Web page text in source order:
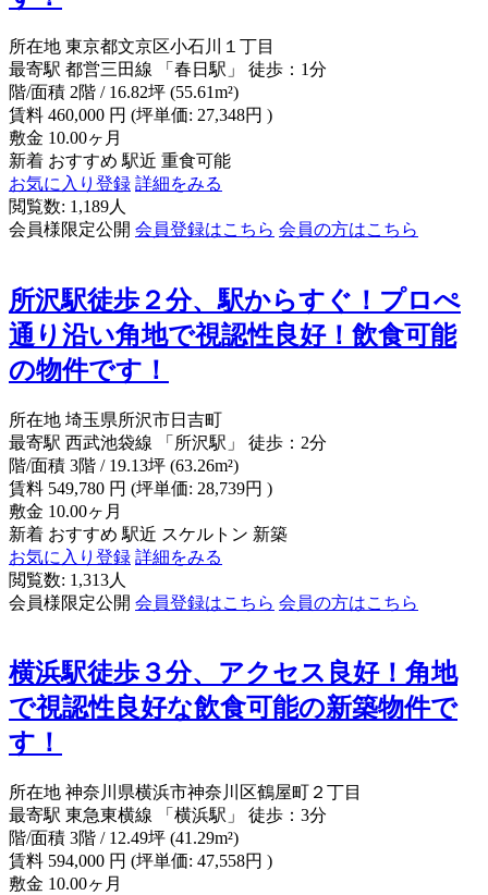
所在地 東京都文京区小石川１丁目
最寄駅 都営三田線 「春日駅」 徒歩：1分
階/面積 2階 / 16.82坪 (55.61m²)
賃料 460,000 円 (坪単価: 27,348円 )
敷金 10.00ヶ月
新着 おすすめ 駅近 重食可能
お気に入り登録 詳細をみる
閲覧数: 1,189人
会員様限定公開 会員登録はこちら 会員の方はこちら
所沢駅徒歩２分、駅からすぐ！プロぺ
通り沿い角地で視認性良好！飲食可能
の物件です！
所在地 埼玉県所沢市日吉町
最寄駅 西武池袋線 「所沢駅」 徒歩：2分
階/面積 3階 / 19.13坪 (63.26m²)
賃料 549,780 円 (坪単価: 28,739円 )
敷金 10.00ヶ月
新着 おすすめ 駅近 スケルトン 新築
お気に入り登録 詳細をみる
閲覧数: 1,313人
会員様限定公開 会員登録はこちら 会員の方はこちら
横浜駅徒歩３分、アクセス良好！角地
で視認性良好な飲食可能の新築物件で
す！
所在地 神奈川県横浜市神奈川区鶴屋町２丁目
最寄駅 東急東横線 「横浜駅」 徒歩：3分
階/面積 3階 / 12.49坪 (41.29m²)
賃料 594,000 円 (坪単価: 47,558円 )
敷金 10.00ヶ月